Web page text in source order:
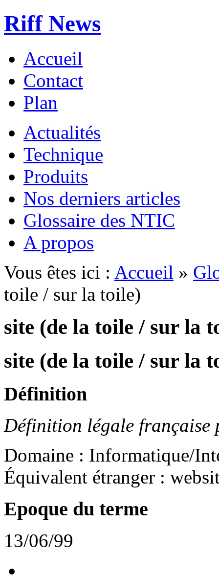
Riff News
Accueil
Contact
Plan
Actualités
Technique
Produits
Nos derniers articles
Glossaire des NTIC
A propos
Vous êtes ici : Accueil »
toile / sur la toile)
site (de la toile / sur la
site (de la toile / sur la
Définition
Définition légale française
Domaine : Informatique/
Équivalent étranger :
Epoque du terme
13/06/99